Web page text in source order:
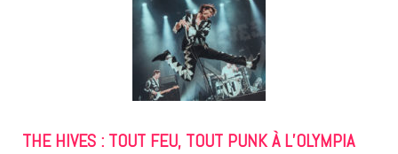
THE HIVES : TOUT FEU, TOUT PUNK À L’OLYMPIA